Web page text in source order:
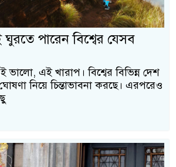
পারেন বিশ্বের যেসব
ভালো, এই খারাপ। বিশ্বের বিভিন্ন দেশ
নিয়ে চিন্তাভাবনা করছে। এরপরেও